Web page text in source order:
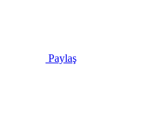
Paylaş